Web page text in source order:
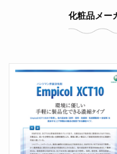
化粧品メー